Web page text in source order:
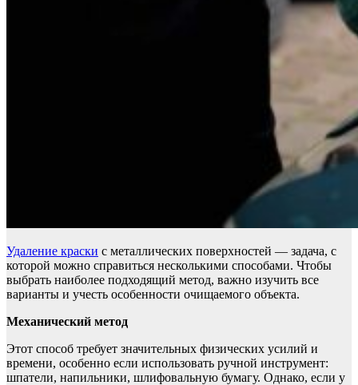
Удаление краски с металлических поверхностей — задача, с
которой можно справиться несколькими способами. Чтобы
выбрать наиболее подходящий метод, важно изучить все
варианты и учесть особенности очищаемого объекта.
Механический метод
Этот способ требует значительных физических усилий и
времени, особенно если использовать ручной инструмент:
шпатели, напильники, шлифовальную бумагу. Однако, если у